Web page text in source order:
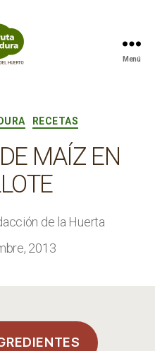
Menú
RECETAS
MAÍZ EN
de la Huerta
2013